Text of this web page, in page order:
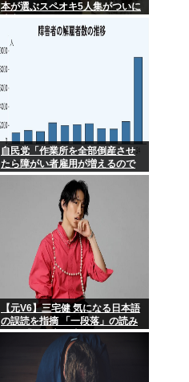
本が選ぶスペオキ5人集がついに
自民党「作業所を全部倒産させ
たら障がい者雇用が増えるので
は 」結果ww
【元V6】三宅健 気になる日本語
の誤読を指摘 「一段落」の読み
は？ 「使い方間違ってるんだよ